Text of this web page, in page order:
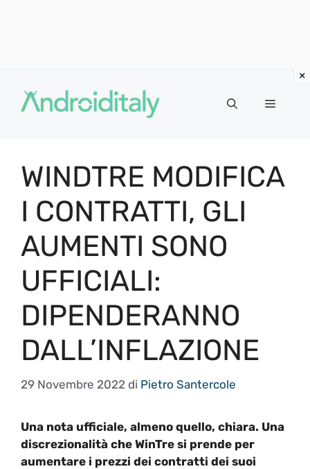
contenuto
MENU
WINDTRE MODIFICA
I CONTRATTI, GLI
AUMENTI SONO
UFFICIALI:
DIPENDERANNO
DALL’INFLAZIONE
29 Novembre 2022 di Pietro Santercole
Una nota ufficiale, almeno quello, chiara. Una
discrezionalità che WinTre si prende per
aumentare i prezzi dei contratti dei suoi